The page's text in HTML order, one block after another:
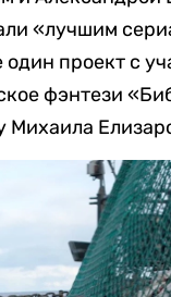
«лучшим
проект с
фэнтези
Михаила